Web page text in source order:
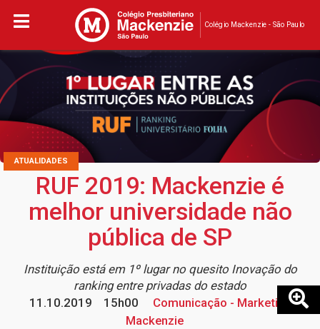
Colégio Mackenzie - São Paulo
ATUALIDADES
RUF 2019: Mackenzie é
melhor universidade não
pública de SP
Instituição está em 1º lugar no quesito Inovação do
ranking entre privadas do estado
11.10.2019
15h00
Comunicação - Marketing
Mackenzie